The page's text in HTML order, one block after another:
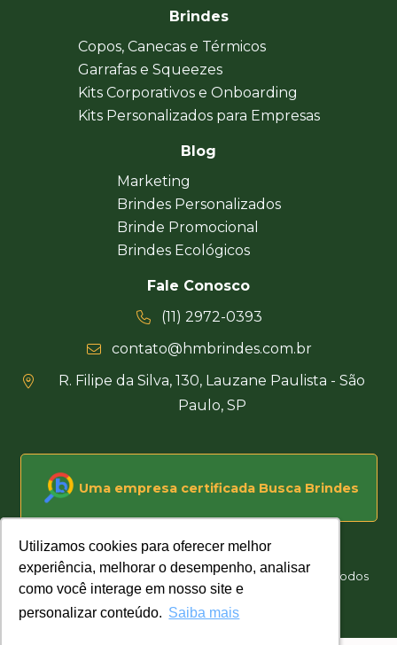
Utilizamos cookies para oferecer melhor
experiência, melhorar o desempenho, analisar
como você interage em nosso site e
personalizar conteúdo. Saiba mais
Utilizamos cookies para oferecer melhor
experiência, melhorar o desempenho, analisar
como você interage em nosso site e
personalizar conteúdo. Saiba mais
Brindes
Copos, Canecas e Térmicos
Garrafas e Squeezes
Kits Corporativos e Onboarding
Kits Personalizados para Empresas
Blog
Marketing
Brindes Personalizados
Brinde Promocional
Brindes Ecológicos
Fale Conosco
(11) 2972-0393
contato@hmbrindes.com.br
R. Filipe da Silva, 130, Lauzane Paulista - São
Paulo, SP
Uma empresa certificada Busca Brindes
Hakuna Matata Brindes Corporativos Personalizados © Todos
os direitos reservados
Desenvolvido por